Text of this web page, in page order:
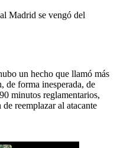
Madrid se vengó del
un hecho que llamó más
de forma inesperada, de
minutos reglamentarios,
reemplazar al atacante